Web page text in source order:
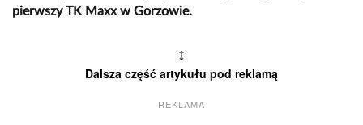
pierwszy TK Maxx w Gorzowie.
↕
Dalsza część artykułu pod reklamą
REKLAMA